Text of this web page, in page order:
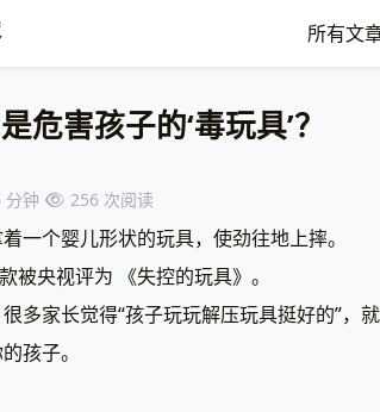
所有文
害孩子的‘毒玩具’？
分钟 256次阅读
一个婴儿形状的玩具，使劲往地上摔。
被央视评为 《失控的玩具》。
多家长觉得“孩子玩玩解压玩具挺好的”，
孩子。